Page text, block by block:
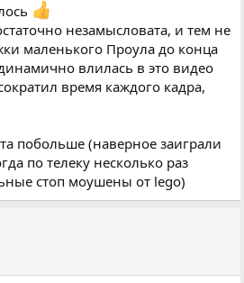
незамысловата, и тем не
маленького Проула до конца
влилась в это видео
время каждого кадра,
побольше (наверное заиграли
по телеку несколько раз
стоп моушены от lego)